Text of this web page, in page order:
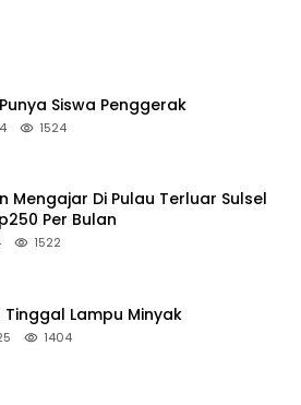
Siswa Penggerak
1524
Mengajar Di Pulau Terluar Sulsel
Per Bulan
1522
Tinggal Lampu Minyak
1404